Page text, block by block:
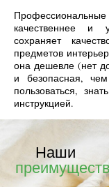
качественнее и
сохраняет
предметов
она дешевле (нет
и безопасная,
пользоваться,
инструкцией.
Наши